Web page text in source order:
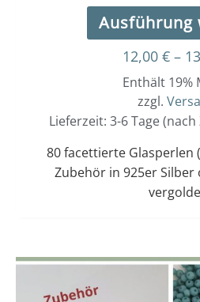
Ausführung
12,00 € –
Enthält 19%
zzgl.
Lieferzeit: 3-6 Tage
80 facettierte Glasperlen
Zubehör in 925er Silber